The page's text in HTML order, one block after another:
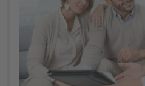
dass er zu Ihren individuellen